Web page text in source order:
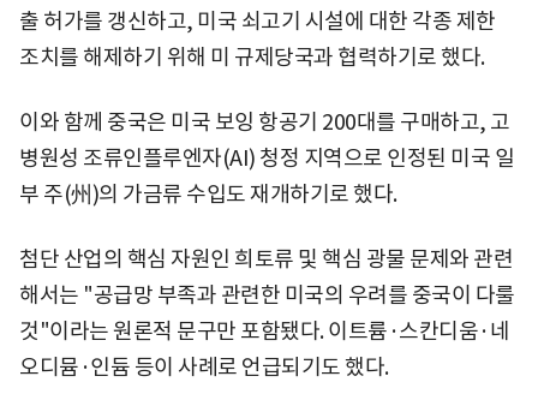
출 허가를 갱신하고, 미국 쇠고기 시설에 대한 각종 제한
조치를 해제하기 위해 미 규제당국과 협력하기로 했다.
이와 함께 중국은 미국 보잉 항공기 200대를 구매하고, 고
병원성 조류인플루엔자(AI) 청정 지역으로 인정된 미국 일
부 주(州)의 가금류 수입도 재개하기로 했다.
첨단 산업의 핵심 자원인 희토류 및 핵심 광물 문제와 관련
해서는 "공급망 부족과 관련한 미국의 우려를 중국이 다룰
것"이라는 원론적 문구만 포함됐다. 이트륨·스칸디움·네
오디뮴·인듐 등이 사례로 언급되기도 했다.